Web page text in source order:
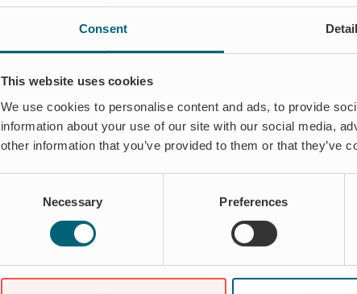
Consent
This website uses cookies
We use cookies to personalise content and ads, to provide
information about your use of our site with our social media,
other information that you’ve provided to them or that they’ve
Necessary Preferences